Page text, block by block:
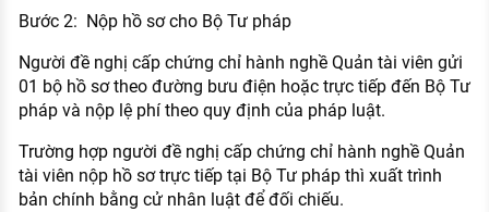
Bước 2: Nộp hồ sơ cho Bộ Tư pháp
Người đề nghị cấp chứng chỉ hành nghề Quản tài viên gửi
01 bộ hồ sơ theo đường bưu điện hoặc trực tiếp đến Bộ Tư
pháp và nộp lệ phí theo quy định của pháp luật.
Trường hợp người đề nghị cấp chứng chỉ hành nghề Quản
tài viên nộp hồ sơ trực tiếp tại Bộ Tư pháp thì xuất trình
bản chính bằng cử nhân luật để đối chiếu.